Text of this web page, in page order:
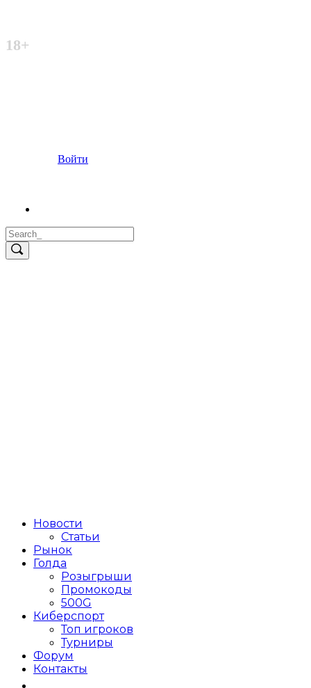
18+
Войти
Новости
Статьи
Рынок
Голда
Розыгрыши
Промокоды
500G
Киберспорт
Топ игроков
Турниры
Форум
Контакты